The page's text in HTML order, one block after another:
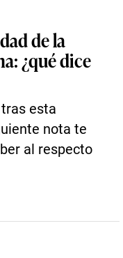
de la
¿qué dice
esta
nota te
al respecto